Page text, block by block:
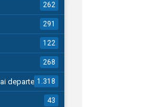
262
291
122
268
departe…1.318
43